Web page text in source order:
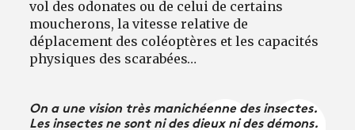
vol des odonates ou de celui de certains
moucherons, la vitesse relative de
déplacement des coléoptères et les capacités
physiques des scarabées…
On a une vision très manichéenne des insectes.
Les insectes ne sont ni des dieux ni des démons.